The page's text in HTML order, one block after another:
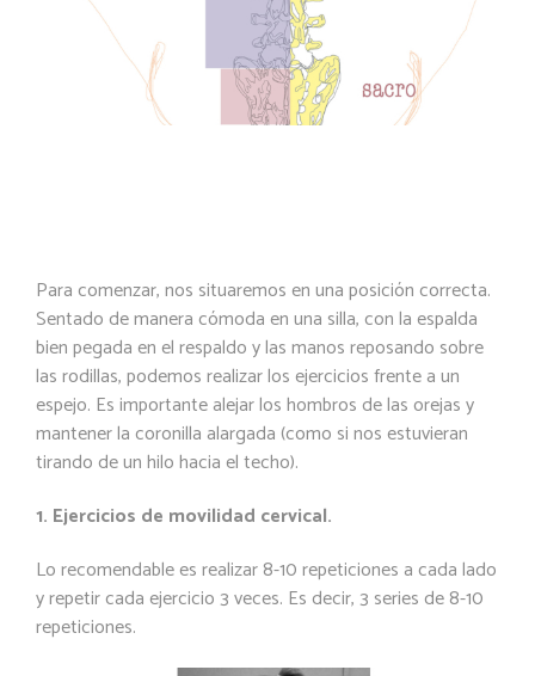
Para comenzar, nos situaremos en una posición correcta.
Sentado de manera cómoda en una silla, con la espalda
bien pegada en el respaldo y las manos reposando sobre
las rodillas, podemosrealizarlos ejerciciosfrenteaun
espejo. Esimportantealejarloshombros delas orejas y
mantener la coronilla alargada (como si nos estuvieran
tirando de un hilo hacia eltecho).
1. Ejercicios de movilidad cervical.
Lo recomendable es realizar 8-10 repeticiones a cada lado
y repetir cada ejercicio 3 veces. Es decir, 3 series de 8-10
repeticiones.